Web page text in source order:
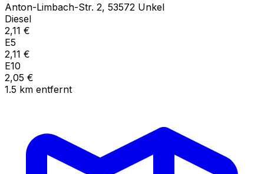
Anton-Limbach-Str. 2, 53572 Unkel
Diesel
2,11 €
E5
2,11 €
E10
2,05 €
1.5 km entfernt